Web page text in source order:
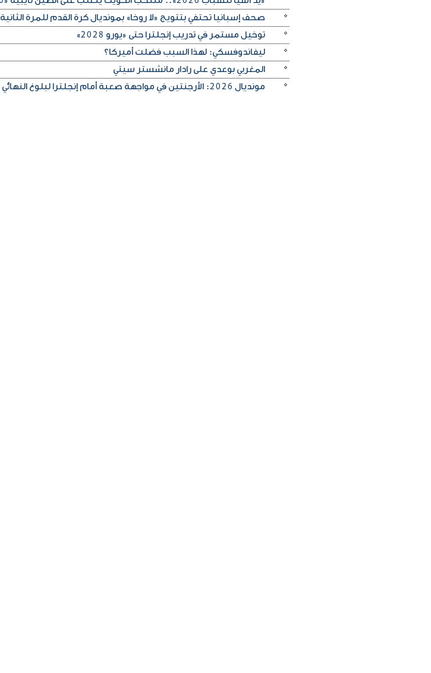
صحف إسبانيا تحتفي بتتويج «لا روخا» بمونديال كرة القدم للمرة الثانية
توخيل مستمر في تدريب إنجلترا حتى «يورو 2028»
ليفاندوفسكي: لهذا السبب فضلت أميركا؟
المغربي بوعدي على رادار مانشستر سيتي
مونديال 2026: الأرجنتين في مواجهة صعبة أمام إنجلترا لبلوغ النهائي